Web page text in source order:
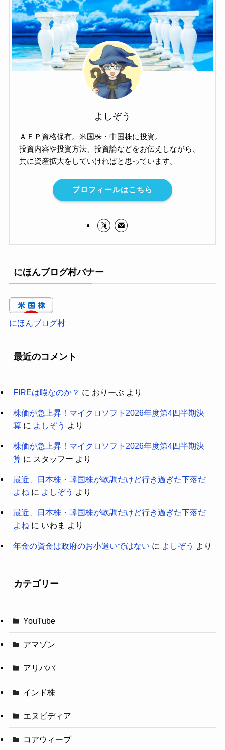
よしぞう
ＡＦＰ資格保有。米国株・中国株に投資。
投資内容や投資方法、投資論などをお伝えしながら、
共に資産拡大をしていければと思っています。
プロフィールはこちら
にほんブログ村バナー
にほんブログ村
最近のコメント
FIREは暇なのか？ に おりーぶ より
株価が急上昇！マイクロソフト2026年度第4四半期決
算に よしぞう より
株価が急上昇！マイクロソフト2026年度第4四半期決
算に スタッフー より
最近、日本株・韓国株が軟調だけど行き過ぎた下落だ
よね に よしぞう より
最近、日本株・韓国株が軟調だけど行き過ぎた下落だ
よね に いわま より
年金の資金は政府のお小遣いではない に よしぞう より
カテゴリー
YouTube
アマゾン
アリババ
インド株
エヌビディア
コアウィーブ